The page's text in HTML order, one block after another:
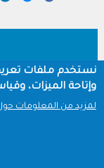
نستخدم ملفات تعريف
وإتاحة الميزات،
لمزيد من المعلومات